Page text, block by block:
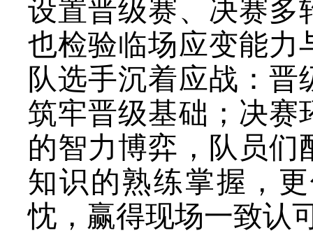
设置晋级赛、决赛多
也检验临场应变能力
队选手沉着应战：
筑牢晋级基础；决赛
的智力博弈，队员们
知识的熟练掌握，
忱，赢得现场一致认